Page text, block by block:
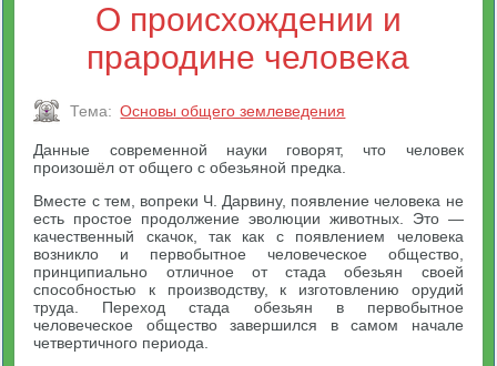
О происхождении и
прародине человека
Тема: Основы общего землеведения
Данные современной науки говорят, что человек
произошёл от общего с обезьяной предка.
Вместе с тем, вопреки Ч. Дарвину, появление человека не
есть простое продолжение эволюции животных. Это —
качественный скачок, так как с появлением человека
возникло и первобытное человеческое общество,
принципиально отличное от стада обезьян своей
способностью к производству, к изготовлению орудий
труда. Переход стада обезьян в первобытное
человеческое общество завершился в самом начале
четвертичного периода.